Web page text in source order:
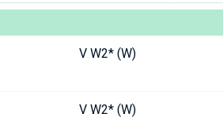
V W2* (W)
V W2* (W)